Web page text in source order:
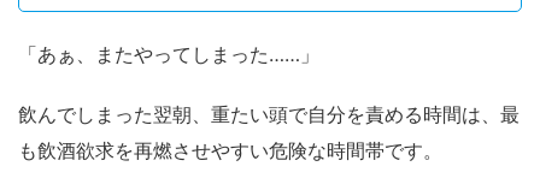
「あぁ、またやってしまった……」
飲んでしまった翌朝、重たい頭で自分を責める時間は、最
も飲酒欲求を再燃させやすい危険な時間帯です。